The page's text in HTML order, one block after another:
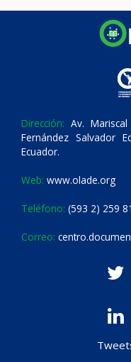
Dirección: Av.
Fernández Salvador
Ecuador.
Web: www.olade.org
Teléfono: (593 2) 259
Correo: